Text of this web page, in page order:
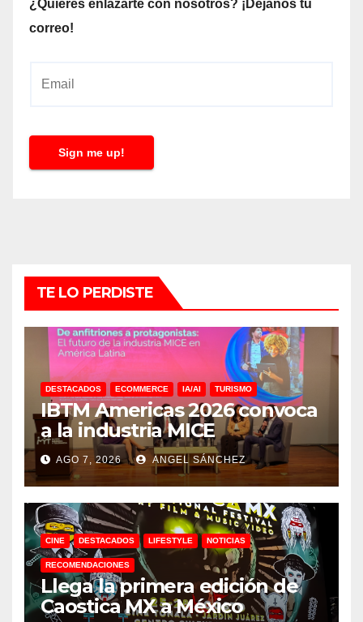
¿Quieres enlazarte con nosotros? ¡Déjanos tu
correo!
l
Sign me up!
TE LO PERDISTE
DESTACADOS ECOMMERCE IA/AI TURISMO
IBTM Americas 2026 convoca
a la industria MICE
AGO 7, 2026 ANGEL SÁNCHEZ
CINE DESTACADOS LIFESTYLE NOTICIAS
RECOMENDACIONES
Llega la primera edición de
Caostica MX a México